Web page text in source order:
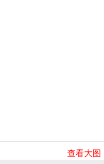
查看大图